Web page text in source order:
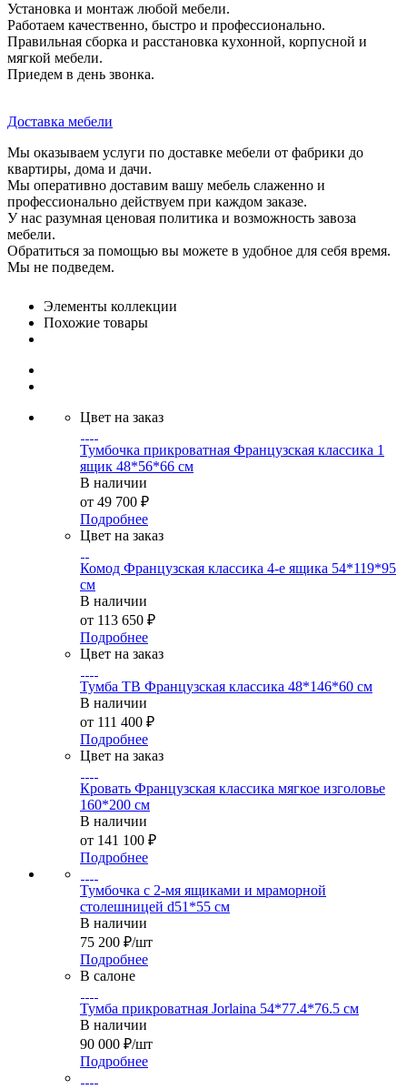
Установка и монтаж любой мебели.
Работаем качественно, быстро и профессионально.
Правильная сборка и расстановка кухонной, корпусной и
мягкой мебели.
Приедем в день звонка.
Доставка мебели
Мы оказываем услуги по доставке мебели от фабрики до
квартиры, дома и дачи.
Мы оперативно доставим вашу мебель слаженно и
профессионально действуем при каждом заказе.
У нас разумная ценовая политика и возможность завоза
мебели.
Обратиться за помощью вы можете в удобное для себя время.
Мы не подведем.
Элементы коллекции
Похожие товары
Цвет на заказ
Тумбочка прикроватная Французская классика 1
ящик 48*56*66 см
В наличии
от 49 700 ₽
Подробнее
Цвет на заказ
Комод Французская классика 4-е ящика 54*119*95
см
В наличии
от 113 650 ₽
Подробнее
Цвет на заказ
Тумба ТВ Французская классика 48*146*60 см
В наличии
от 111 400 ₽
Подробнее
Цвет на заказ
Кровать Французская классика мягкое изголовье
160*200 см
В наличии
от 141 100 ₽
Подробнее
Тумбочка с 2-мя ящиками и мраморной
столешницей d51*55 см
В наличии
75 200 ₽/шт
Подробнее
В салоне
Тумба прикроватная Jorlaina 54*77.4*76.5 см
В наличии
90 000 ₽/шт
Подробнее